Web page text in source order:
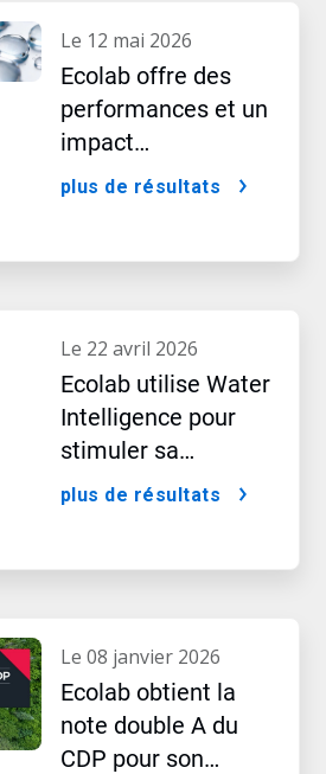
le 12 mai 2026
Ecolab offre des
performances et un
impact
exceptionnels
plus de résultats
le 22 avril 2026
Ecolab utilise Water
Intelligence pour
stimuler sa
croissance à l’ère de
plus de résultats
le 08 janvier 2026
Ecolab obtient la
note double A du
CDP pour son